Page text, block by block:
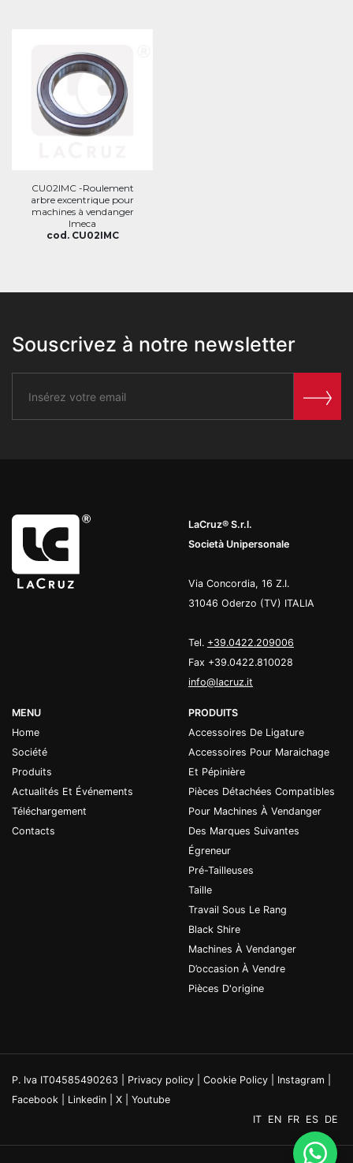
CU02IMC -Roulement
arbre excentrique pour
machines à vendanger
Imeca
cod. CU02IMC
Souscrivez à notre newsletter
LaCruz® S.r.l.
Società Unipersonale
Via Concordia, 16 Z.I.
31046 Oderzo (TV) ITALIA
Tel. +39.0422.209006
Fax +39.0422.810028
info@lacruz.it
MENU
Home
Société
Produits
Actualités Et Événements
Téléchargement
Contacts
PRODUITS
Accessoires De Ligature
Accessoires Pour Maraichage
Et Pépinière
Pièces Détachées Compatibles
Pour Machines À Vendanger
Des Marques Suivantes
Égreneur
Pré-Tailleuses
Taille
Travail Sous Le Rang
Black Shire
Machines À Vendanger
D’occasion À Vendre
Pièces D'origine
P. Iva IT04585490263 | Privacy policy Cookie Policy Instagram
Facebook
Linkedin X
Youtube
IT EN FR ES DE